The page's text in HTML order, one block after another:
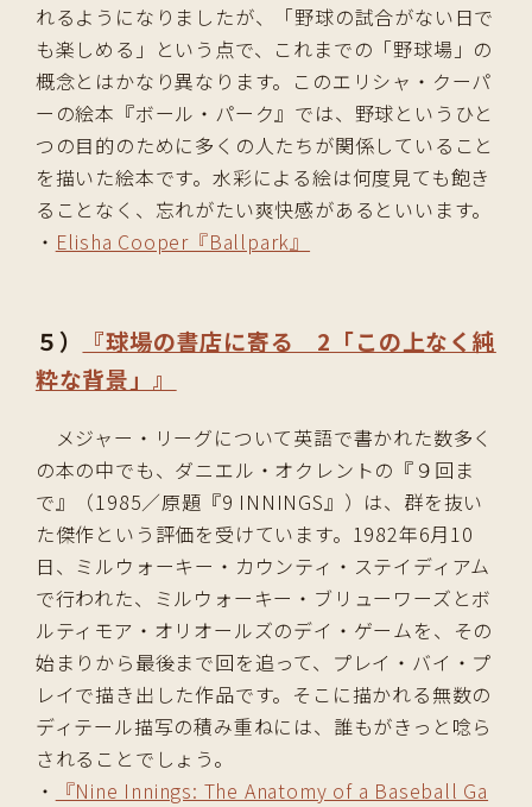
れるようになりましたが、「野球の試合がない日で
も楽しめる」という点で、これまでの「野球場」の
概念とはかなり異なります。このエリシャ・クーパ
ーの絵本『ボール・パーク』では、野球というひと
つの目的のために多くの人たちが関係していること
を描いた絵本です。水彩による絵は何度見ても飽き
ることなく、忘れがたい爽快感があるといいます。
・ Elisha Cooper『Ballpark』
５）
『球場の書店に寄る 2「この上なく純
粋な背景」』
メジャー・リーグについて英語で書かれた数多く
の本の中でも、ダニエル・オクレントの『９回ま
で』（1985／原題『9 INNINGS』）は、群を抜い
た傑作という評価を受けています。1982年6月10
日、ミルウォーキー・カウンティ・ステイディアム
で行われた、ミルウォーキー・ブリューワーズとボ
ルティモア・オリオールズのデイ・ゲームを、その
始まりから最後まで回を追って、プレイ・バイ・プ
レイで描き出した作品です。そこに描かれる無数の
ディテール描写の積み重ねには、誰もがきっと唸ら
されることでしょう。
・
『Nine Innings: The Anatomy of a Baseball Ga